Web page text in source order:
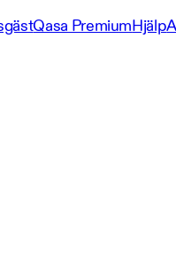
Qasa PremiumHjälp